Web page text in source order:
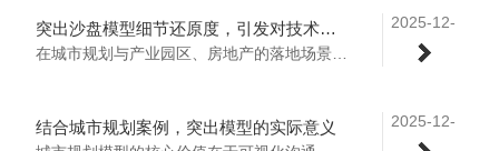
2025-12-
22
突出沙盘模型细节还原度，引发对技术真实性的思考
在城市规划与产业园区、房地产的落地场景中，沙盘模型的细节还原度不仅是技术实力的直观体现，更是连接抽象规划与现实落地的核心桥梁，其极致的真实感会引发对“技术如何精准复刻并预判现实”的深度思考。..
2025-12-
22
结合城市规划案例，突出模型的实际意义